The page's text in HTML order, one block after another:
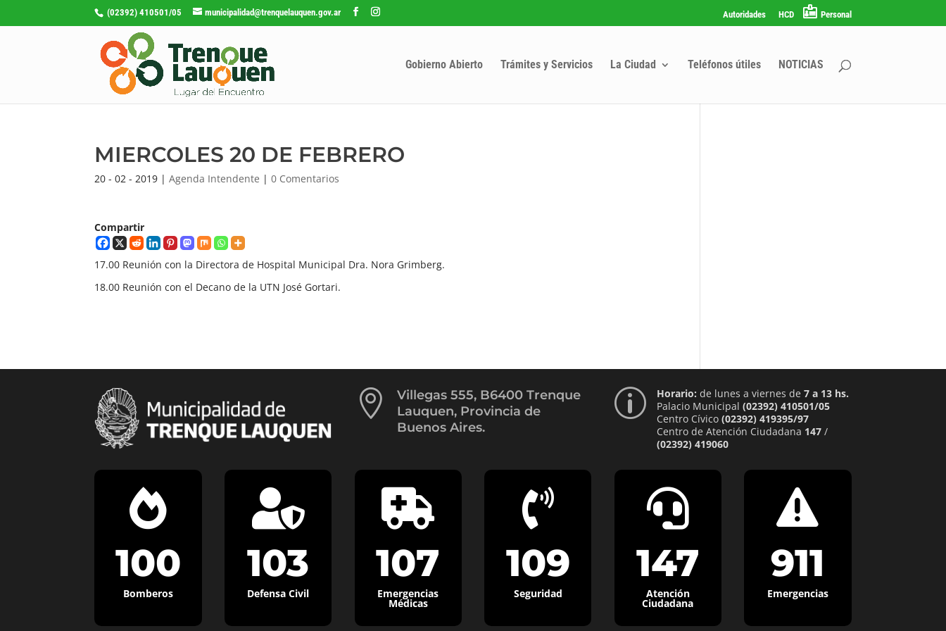
(02392) 410501/05 municipalidad@trenquelauquen.gov.ar Autoridades HCD Personal
Gobierno Abierto Trámites y Servicios La Ciudad Teléfonos útiles NOTICIAS
MIERCOLES 20 DE FEBRERO
20 - 02 - 2019 |Agenda Intendente |0 Comentarios
Compartir
17.00 Reunión con la Directora de Hospital Municipal Dra. Nora Grimberg.
18.00 Reunión con el Decano de la UTN José Gortari.

Villegas 555, B6400 Trenque
Lauquen, Provincia de
Buenos Aires.
p Horario: de lunes a viernes de 7 a 13 hs.
Palacio Municipal (02392) 410501/05
Centro Cívico (02392) 419395/97
Centro de Atención Ciudadana 147/
(02392) 419060

100
Bomberos

103
Defensa Civil

107
Emergencias
Médicas

109
Seguridad

147
Atención
Ciudadana

911
Emergencias